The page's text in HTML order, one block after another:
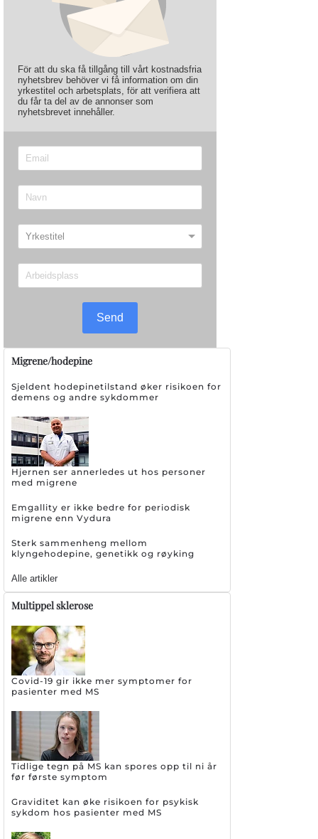
För att du ska få tillgång till vårt kostnadsfria
nyhetsbrev behöver vi få information om din
yrkestitel och arbetsplats, för att verifiera att
du får ta del av de annonser som
nyhetsbrevet innehåller.
Send
Migrene/hodepine
Sjeldent hodepinetilstand øker risikoen for
demens og andre sykdommer
Hjernen ser annerledes ut hos personer
med migrene
Emgallity er ikke bedre for periodisk
migrene enn Vydura
Sterk sammenheng mellom
klyngehodepine, genetikk og røyking
Alle artikler
Multippel sklerose
Covid-19 gir ikke mer symptomer for
pasienter med MS
Tidlige tegn på MS kan spores opp til ni år
før første symptom
Graviditet kan øke risikoen for psykisk
sykdom hos pasienter med MS